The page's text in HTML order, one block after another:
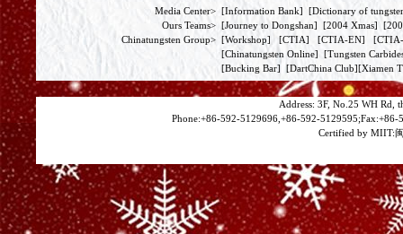
Media Center> [Information Bank] [Dictionary of
Ours Teams> [Journey to Dongshan] [2004 Xmas] [
Chinatungsten Group> [Workshop] [CTIA] [CTIA-EN] [
[Chinatungsten Online] [Tungsten
[Bucking Bar] [DartChina Club][Xiamen
Address: 3F, No.25 WH Rd,
Phone:+86-592-5129696,+86-592-
Certified by MIIT: